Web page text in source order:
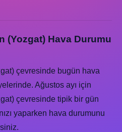
(Yozgat) Hava Durumu
çevresinde bugün hava
Ağustos ayı için
çevresinde tipik bir gün
yaparken hava durumunu